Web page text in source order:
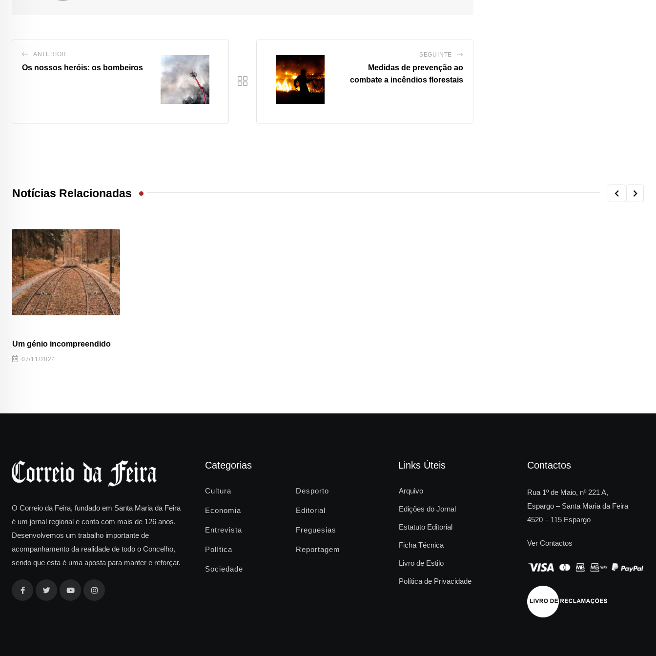
ANTERIOR
Os nossos heróis: os bombeiros
SEGUINTE
Medidas de prevenção ao
combate a incêndios florestais
Notícias Relacionadas
Um génio incompreendido
07/11/2024
O Correio da Feira, fundado em Santa Maria da Feira
é um jornal regional e conta com mais de 126 anos.
Desenvolvemos um trabalho importante de
acompanhamento da realidade de todo o Concelho,
sendo que esta é uma aposta para manter e reforçar.
Categorias
Cultura Desporto
Economia Editorial
Entrevista Freguesias
Política Reportagem
Sociedade
Links Úteis
Arquivo
Edições do Jornal
Estatuto Editorial
Ficha Técnica
Livro de Estilo
Política de Privacidade
Contactos
Rua 1º de Maio, nº 221 A,
Espargo – Santa Maria da Feira
4520 – 115 Espargo
Ver Contactos